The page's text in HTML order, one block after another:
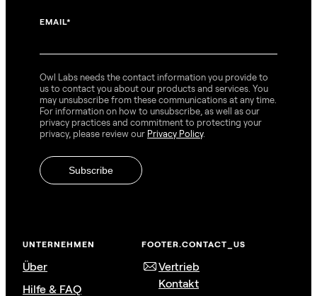
EMAIL*
Owl Labs needs the contact information you provide to
us to contact you about our products and services. You
may unsubscribe from these communications at any time.
For information on how to unsubscribe, as well as our
privacy practices and commitment to protecting your
privacy, please review our Privacy Policy.
UNTERNEHMEN
Über
Hilfe & FAQ
FOOTER.CONTACT_US
Vertrieb
Kontakt